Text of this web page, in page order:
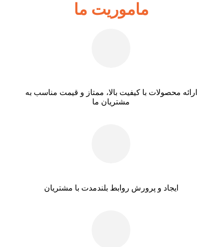
ماموریت ما
ارائه محصولات با کیفیت بالا، ممتاز و قیمت مناسب به
مشتریان ما
ایجاد و پرورش روابط بلندمدت با مشتریان